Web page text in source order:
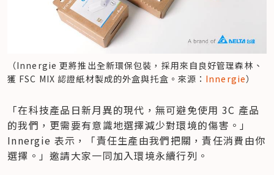
（Innergie 更將推出全新環保包裝，採用來自良好管理森林、
獲 FSC MIX 認證紙材製成的外盒與托盒。來源： Innergie）
「在科技產品日新月異的現代，無可避免使用 3C 產品
的我們，更需要有意識地選擇減少對環境的傷害。」
Innergie 表示，「責任生產由我們把關，責任消費由你
選擇。」邀請大家一同加入環境永續行列。